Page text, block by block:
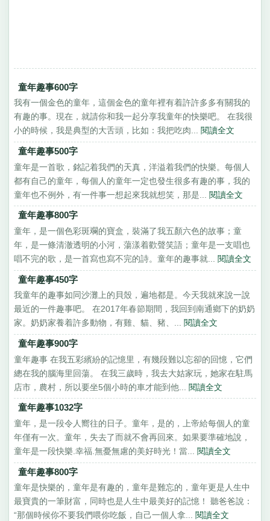
童年趣事600字
我有一個金色的童年，這個金色的童年裡有着許許多多有關我的
有趣的事。現在，就請你和我一起分享我童年的快樂吧。 在我很
小的時候，我是典型的大舌頭，比如：我把吃肉... 閱讀全文
童年趣事500字
童年是一首歌，銘記着我們的天真，洋溢着我們的快樂。每個人
都有自己的童年，每個人的童年一定也發生很多有趣的事，我的
童年也不例外，有一件事一想起來我就想笑，那是... 閱讀全文
童年趣事800字
童年，是一個色彩斑斕的寶盒，裝滿了我五顏六色的故事；童
年，是一條清澈透明的小河，蕩漾着歡聲笑語；童年是一支唱也
唱不完的歌，是一首寫也寫不完的詩。童年的趣事就... 閱讀全文
童年趣事450字
我童年的趣事如同沙灘上的貝殼，遍地都是。今天我就來說一說
最近的一件趣事吧。 在2017年春節期間，我回到南通鄉下的奶奶
家。奶奶家養着許多動物，有雞、貓、豬、... 閱讀全文
童年趣事900字
童年趣事 在我五彩繽紛的記憶里，有幾段難以忘卻的回憶，它們
總在我的腦海里回蕩。 在我三歲時，我去大姑家玩，她家在駐馬
店市，農村，所以要坐5個小時的車才能到他... 閱讀全文
童年趣事1032字
童年，是一段令人嚮往的日子。童年，是的，上帝給每個人的童
年僅有一次。童年，失去了而就不會再回來。如果要準確地說，
童年是一段快樂.幸福.無憂無慮的美好時光！當... 閱讀全文
童年趣事800字
童年是快樂的，童年是有趣的，童年是難忘的，童年更是人生中
最寶貴的一筆財富，同時也是人生中最美好的記憶！ 聽爸爸說：
“那個時候你不要我們喂你吃飯，自己一個人拿... 閱讀全文